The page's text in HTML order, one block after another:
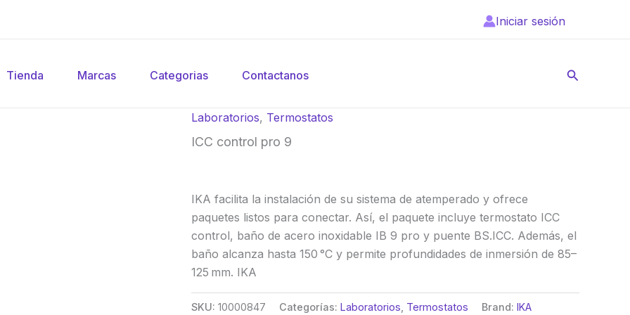
Iniciar sesión
Tienda Marcas Categorias Contactanos Buscar
Laboratorios, Termostatos
ICC control pro 9
IKA facilita la instalación de su sistema de atemperado y ofrece
paquetes listos para conectar. Así, el paquete incluye termostato ICC
control, baño de acero inoxidable IB 9 pro y puente BS.ICC. Además, el
baño alcanza hasta 150 °C y permite profundidades de inmersión de 85–
125 mm. IKA
SKU: 10000847 Categorías: Laboratorios Termostatos Brand: IKA